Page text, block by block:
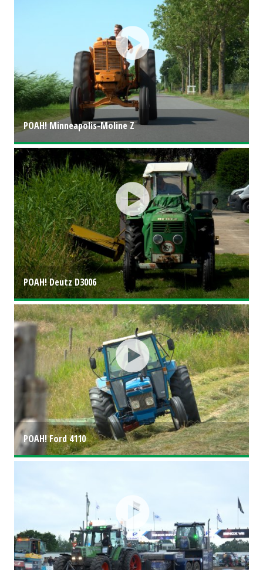
POAH! Minneapolis-Moline Z
POAH! Deutz D3006
POAH! Ford 4110